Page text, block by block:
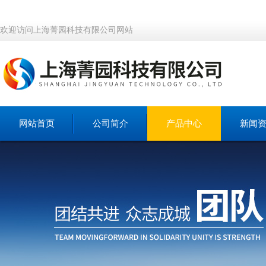
欢迎访问上海菁园科技有限公司网站
网站首页 公司简介 产品中心 新闻